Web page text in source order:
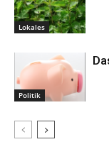
Lokales
Politik